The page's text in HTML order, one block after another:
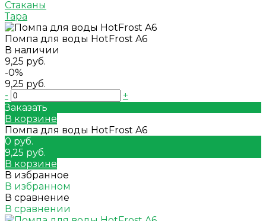
Стаканы
Тара
Помпа для воды HotFrost A6
В наличии
9,25 руб.
-0%
9,25 руб.
-
+
Заказать
В корзине
Помпа для воды HotFrost A6
0 руб.
9,25 руб.
В корзине
В избранное
В избранном
В сравнение
В сравнении